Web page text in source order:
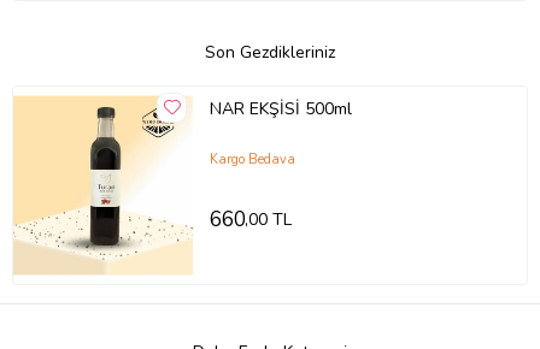
Son Gezdikleriniz
NAR EKŞİSİ 500ml
Kargo Bedava
660,00 TL